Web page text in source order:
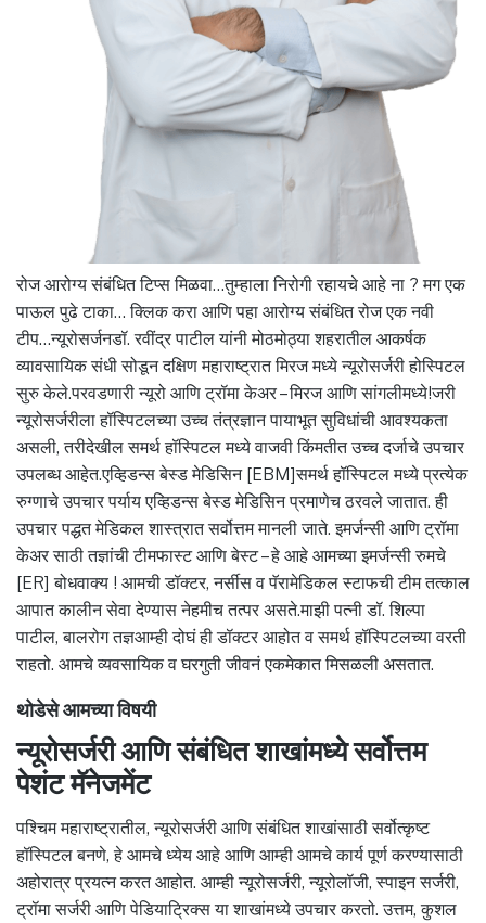
रोज आरोग्य संबंधित टिप्स मिळवा…तुम्हाला निरोगी रहायचे आहे ना ? मग एक
पाऊल पुढे टाका… क्लिक करा आणि पहा आरोग्य संबंधित रोज एक नवी
टीप…न्यूरोसर्जनडॉ. रवींद्र पाटील यांनी मोठमोठ्या शहरातील आकर्षक
व्यावसायिक संधी सोडून दक्षिण महाराष्ट्रात मिरज मध्ये न्यूरोसर्जरी होस्पिटल
सुरु केले.परवडणारी न्यूरो आणि ट्रॉमा केअर – मिरज आणि सांगलीमध्ये!जरी
न्यूरोसर्जरीला हॉस्पिटलच्या उच्च तंत्रज्ञान पायाभूत सुविधांची आवश्यकता
असली, तरीदेखील समर्थ हॉस्पिटल मध्ये वाजवी किंमतीत उच्च दर्जाचे उपचार
उपलब्ध आहेत.एव्हिडन्स बेस्ड मेडिसिन [EBM]समर्थ हॉस्पिटल मध्ये प्रत्येक
रुग्णाचे उपचार पर्याय एव्हिडन्स बेस्ड मेडिसिन प्रमाणेच ठरवले जातात. ही
उपचार पद्धत मेडिकल शास्त्रात सर्वोत्तम मानली जाते. इमर्जन्सी आणि ट्रॉमा
केअर साठी तज्ञांची टीमफास्ट आणि बेस्ट – हे आहे आमच्या इमर्जन्सी रुमचे
[ER] बोधवाक्य ! आमची डॉक्टर, नर्सीस व पॅरामेडिकल स्टाफची टीम तत्काल
आपात कालीन सेवा देण्यास नेहमीच तत्पर असते.माझी पत्नी डॉ. शिल्पा
पाटील, बालरोग तज्ञआम्ही दोघं ही डॉक्टर आहोत व समर्थ हॉस्पिटलच्या वरती
राहतो. आमचे व्यवसायिक व घरगुती जीवनं एकमेकात मिसळली असतात.
थोडेसे आमच्या विषयी
न्यूरोसर्जरी आणि संबंधित शाखांमध्ये सर्वोत्तम
पेशंट मॅनेजमेंट
पश्चिम महाराष्ट्रातील, न्यूरोसर्जरी आणि संबंधित शाखांसाठी सर्वोत्कृष्ट
हॉस्पिटल बनणे, हे आमचे ध्येय आहे आणि आम्ही आमचे कार्य पूर्ण करण्यासाठी
अहोरात्र प्रयत्न करत आहोत. आम्ही न्यूरोसर्जरी, न्यूरोलॉजी, स्पाइन सर्जरी,
ट्रॉमा सर्जरी आणि पेडियाट्रिक्स या शाखांमध्ये उपचार करतो. उत्तम, कुशल